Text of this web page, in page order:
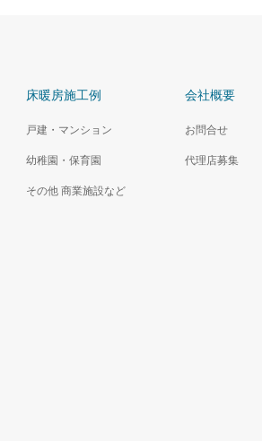
床暖房施工例
戸建・マンション
幼稚園・保育園
その他 商業施設など
会社概要
お問合せ
代理店募集